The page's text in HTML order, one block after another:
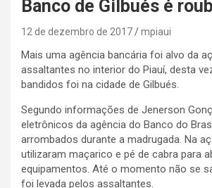
Banco de Gilbués é
12 de dezembro de 2017 mpiaui
Mais uma agência bancária foi alvo da
assaltantes no interior do Piauí, desta
bandidos foi na cidade de Gilbués.
Segundo informações de Jenerson
eletrônicos da agência do Banco do
arrombados durante a madrugada. Na
utilizaram maçarico e pé de cabra para
equipamentos. Até o momento não se
foi levada pelos assaltantes.